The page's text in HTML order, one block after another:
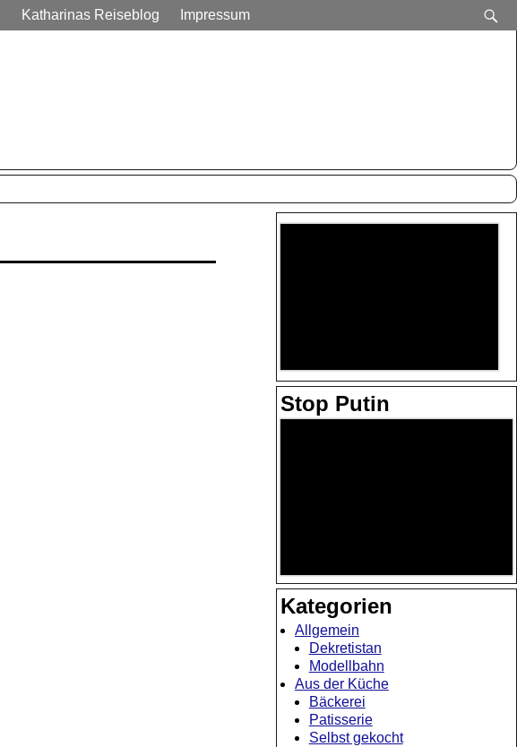
Katharinas Reiseblog Impressum
Stop Putin
Kategorien
Allgemein
Dekretistan
Modellbahn
Aus der Küche
Bäckerei
Patisserie
Selbst gekocht